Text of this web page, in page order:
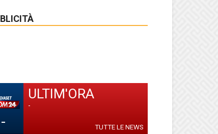
-
ULTIM'ORA
-
TUTTE LE NEWS